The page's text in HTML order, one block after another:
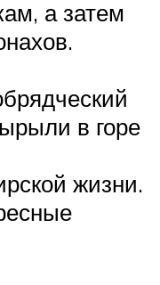
а затем
в горе
жизни.